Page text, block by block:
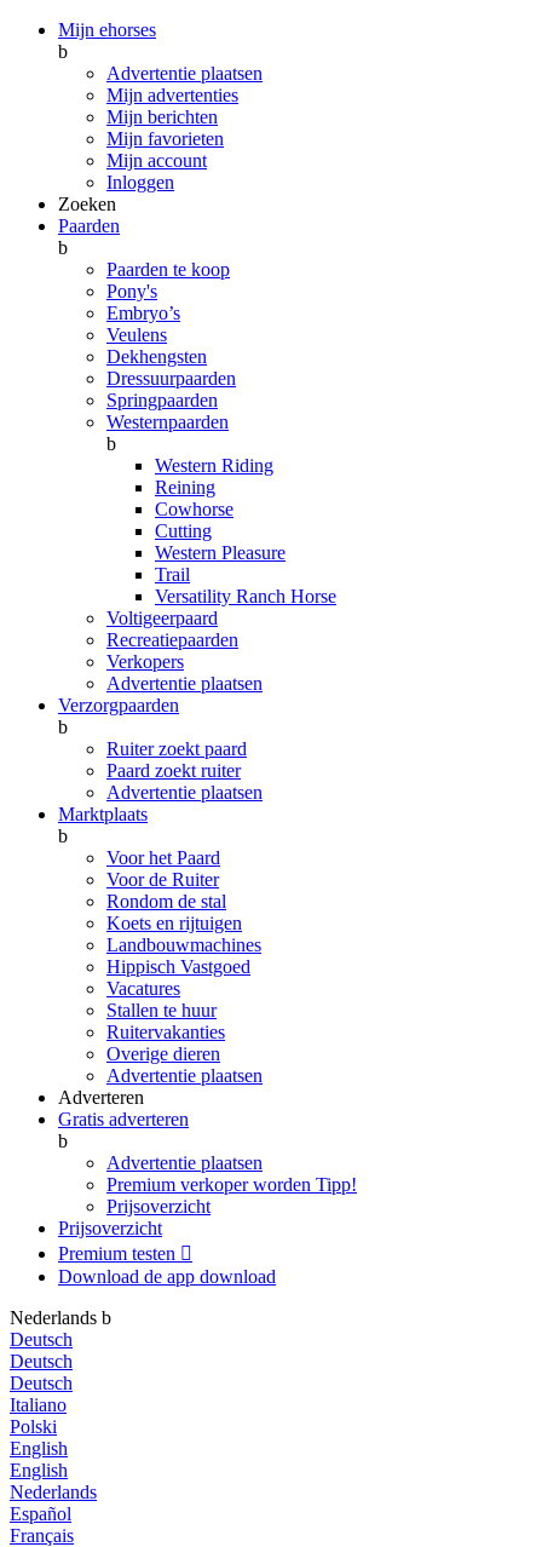
Mijn ehorses
b
Advertentie plaatsen
Mijn advertenties
Mijn berichten
Mijn favorieten
Mijn account
Inloggen
Zoeken
Paarden
b
Paarden te koop
Pony's
Embryo’s
Veulens
Dekhengsten
Dressuurpaarden
Springpaarden
Westernpaarden
b
Western Riding
Reining
Cowhorse
Cutting
Western Pleasure
Trail
Versatility Ranch Horse
Voltigeerpaard
Recreatiepaarden
Verkopers
Advertentie plaatsen
Verzorgpaarden
b
Ruiter zoekt paard
Paard zoekt ruiter
Advertentie plaatsen
Marktplaats
b
Voor het Paard
Voor de Ruiter
Rondom de stal
Koets en rijtuigen
Landbouwmachines
Hippisch Vastgoed
Vacatures
Stallen te huur
Ruitervakanties
Overige dieren
Advertentie plaatsen
Adverteren
Gratis adverteren
b
Advertentie plaatsen
Premium verkoper worden Tipp!
Prijsoverzicht
Prijsoverzicht
Premium testen 
Download de app download
Nederlands b
Deutsch
Deutsch
Deutsch
Italiano
Polski
English
English
Nederlands
Español
Français